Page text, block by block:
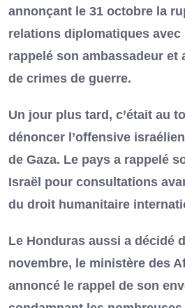
annonçant le 31 octobre la
relations diplomatiques avec
rappelé son ambassadeur et
de crimes de guerre.
Un jour plus tard, c’était au
dénoncer l’offensive
de Gaza. Le pays a rappelé
Israël pour consultations
du droit humanitaire
Le Honduras aussi a décidé
novembre, le ministère des
annoncé le rappel de son